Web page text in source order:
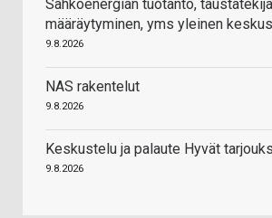
Sähköenergian tuotanto,
määräytyminen, yms yleinen
9.8.2026
NAS rakentelut
9.8.2026
Keskustelu ja palaute Hyvät
9.8.2026